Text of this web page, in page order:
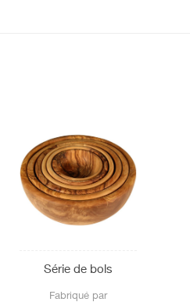
Série de bols
Fabriqué par